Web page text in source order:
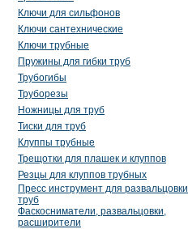
Ключи для сильфонов
Ключи сантехнические
Ключи трубные
Пружины для гибки труб
Трубогибы
Труборезы
Ножницы для труб
Тиски для труб
Клуппы трубные
Трещотки для плашек и клуппов
Резцы для клуппов трубных
Пресс инструмент для развальцовки
труб
Фаскосниматели, развальцовки,
расширители